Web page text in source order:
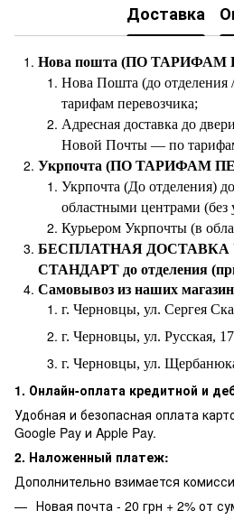
Доставка
Нова пошта (ПО
Нова Пошта (до
тарифам перевозчика;
Адресная доставка до
Новой Почты — по
Укрпочта (ПО ТАРИФАМ
Укрпочта (До отделения)
областными центрами (без
Курьером Укрпочты (в
БЕСПЛАТНАЯ
СТАНДАРТ до отделения (при
Самовывоз из наших
г. Черновцы, ул. Сергея
г. Черновцы, ул. Русская,
г. Черновцы, ул.
1. Онлайн-оплата кредитной и
Удобная и безопасная оплата
Google Pay и Apple Pay.
2. Наложенный платеж:
Дополнительно взимается
Новая почта - 20 грн + 2% от